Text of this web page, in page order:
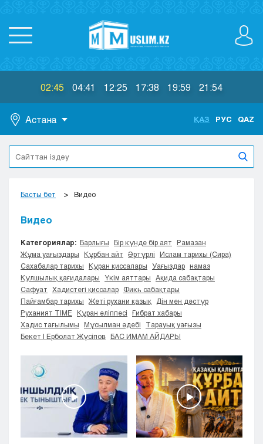
02:45 04:41 12:25 17:38 19:59 21:54
Астана
Астана
Алматы
Жезказган
Кокшетау
Костанай
Кызылорда
Павлодар
Петропавловск
Семей
Талдыкорган
Туркестан
Уральск
Усть-Каменогорск
Шымкент
ҚАЗ РУС QAZ
Басты бет Видео
Видео
Категориялар: Барлығы Бір күнде бір аят
Рамазан
Жұма уағыздары
Құрбан айт Әртүрлі
Ислам тарихы (Сира)
Сахабалар тарихы
Құран қиссалары Уағыздар
намаз
Құлшылық қағидалары
Үкім аяттары
Ақида сабақтары
Сафуат
Хадистегі қиссалар
Фикһ сабақтары
Пайғамбар тарихы
Жеті рухани қазық
Дін мен дәстүр
Руханият TIME
Құран әліппесі
Ғибрат хабары
Хадис тағылымы
Мұсылман әдебі
Тарауық уағызы
Бекет | Ерболат Жүсіпов
БАС ИМАМ АЙДАРЫ